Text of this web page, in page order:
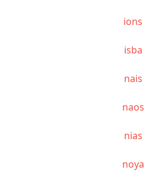
ions
isba
nais
naos
nias
noya